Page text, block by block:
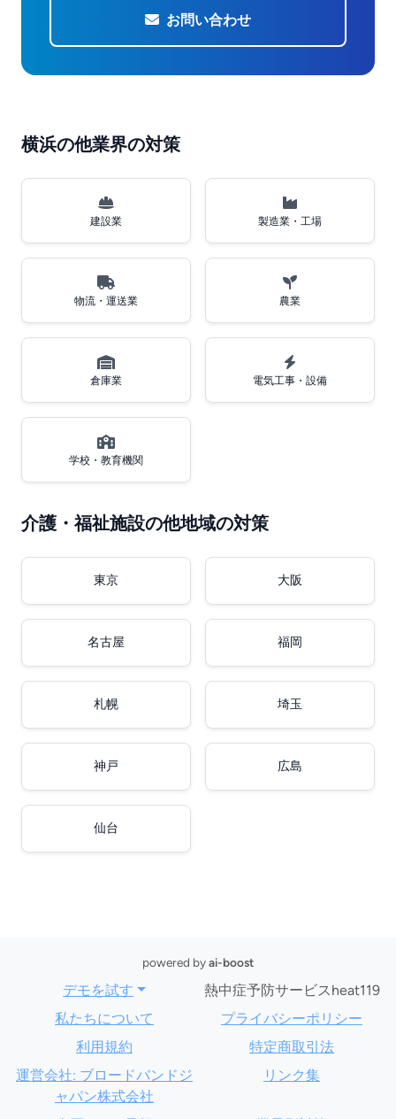
お問い合わせ
横浜の他業界の対策
建設業 製造業・工場
物流・運送業 農業
倉庫業 電気工事・設備
学校・教育機関
介護・福祉施設の他地域の対策
東京 大阪
名古屋 福岡
札幌 埼玉
神戸 広島
仙台
powered byai-boost
デモを試す
熱中症予防サービスheat119
私たちについて
プライバシーポリシー
利用規約
特定商取引法
運営会社: ブロードバンドジ
ャパン株式会社
リンク集